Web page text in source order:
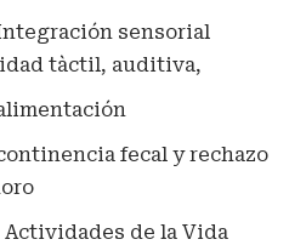
sensorial
tàctil, auditiva,
fecal y rechazo
de la Vida